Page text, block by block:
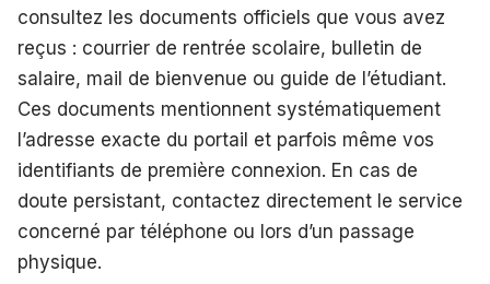
consultez les documents officiels que vous avez
reçus : courrier de rentrée scolaire, bulletin de
salaire, mail de bienvenue ou guide de l’étudiant.
Ces documents mentionnent systématiquement
l’adresse exacte du portail et parfois même vos
identifiants de première connexion. En cas de
doute persistant, contactez directement le service
concerné par téléphone ou lors d’un passage
physique.